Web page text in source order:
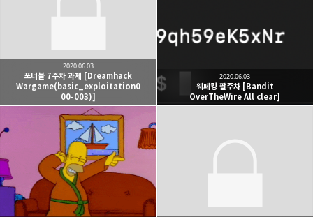
포너블 7주차 과제 [Dreamhack
Wargame(basic_exploitation0
00-003)]
2020.06.03
웨페킹 팔주차 [Bandit
OverTheWire All clear]
2020.06.03